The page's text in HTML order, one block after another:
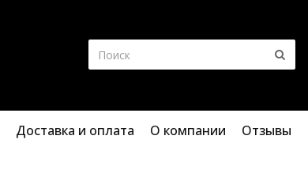
Доставка и оплата О компании Отзывы